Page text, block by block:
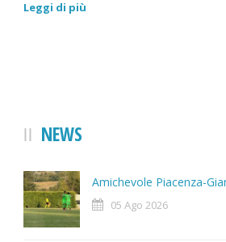
Leggi di più
NEWS
Amichevole Piacenza-
05 Ago 2026